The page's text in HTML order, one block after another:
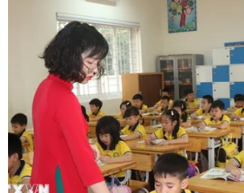
TIN CÙNG CHUYÊN MỤC
Thành phố Hồ Chí Minh xuất hiện
mưa dông trên diện rộng
09/08/2026 13:14